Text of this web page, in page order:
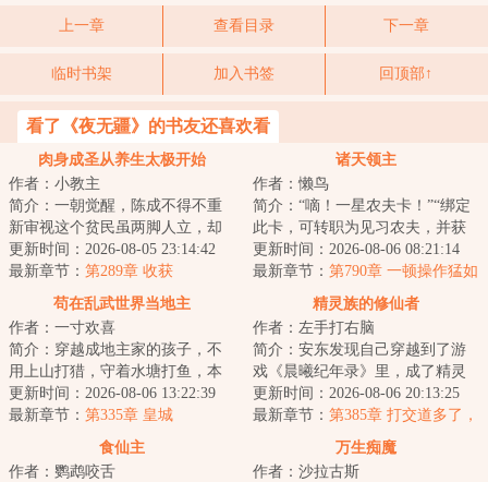
上一章 查看目录 下一章
临时书架 加入书签 回顶部↑
看了《夜无疆》的书友还喜欢看
肉身成圣从养生太极开始
作者：小教主
简介：一朝觉醒，陈成不得不重
新审视这个贫民虽两脚人立，却
与待宰牲口无异的世界……人
祸，诡厄，天倾…...
更新时间：2026-08-05 23:14:42
最新章节： 第289章 收获
诸天领主
作者：懒鸟
简介：“嘀！一星农夫卡！”“绑定
此卡，可转职为见习农夫，并获
得职业天赋所耕种的土地肥沃度
被动增加%...
更新时间：2026-08-06 08:21:14
最新章节： 第790章 一顿操作猛如
苟在乱武世界当地主
作者：一寸欢喜
简介：穿越成地主家的孩子，不
用上山打猎，守着水塘打鱼，本
身就是撞大运。不料，竟然还有
补贴系统。《铁...
更新时间：2026-08-06 13:22:39
最新章节： 第335章 皇城
精灵族的修仙者
作者：左手打右脑
简介：安东发现自己穿越到了游
戏《晨曦纪年录》里，成了精灵
族的一员。好消息：长生种，寿
命悠久。坏消息...
更新时间：2026-08-06 20:13:25
最新章节： 第385章 打交道多了，
自然就了解了
食仙主
作者：鹦鹉咬舌
万生痴魔
作者：沙拉古斯